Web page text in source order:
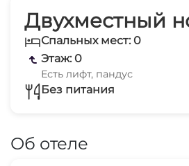
Двухместный
Спальных мест: 0
Этаж: 0
Есть лифт, пандус
Без питания
Об отеле